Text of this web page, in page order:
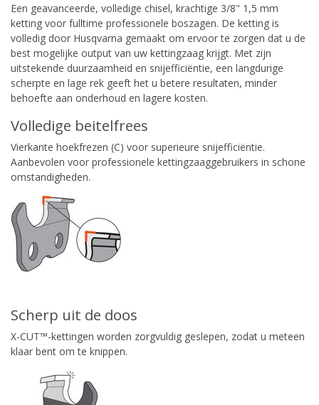
Een geavanceerde, volledige chisel, krachtige 3/8" 1,5 mm
ketting voor fulltime professionele boszagen. De ketting is
volledig door Husqvarna gemaakt om ervoor te zorgen dat u de
best mogelijke output van uw kettingzaag krijgt. Met zijn
uitstekende duurzaamheid en snijefficiëntie, een langdurige
scherpte en lage rek geeft het u betere resultaten, minder
behoefte aan onderhoud en lagere kosten.
Volledige beitelfrees
Vierkante hoekfrezen (C) voor superieure snijefficiëntie.
Aanbevolen voor professionele kettingzaaggebruikers in schone
omstandigheden.
Scherp uit de doos
X-CUT™-kettingen worden zorgvuldig geslepen, zodat u meteen
klaar bent om te knippen.